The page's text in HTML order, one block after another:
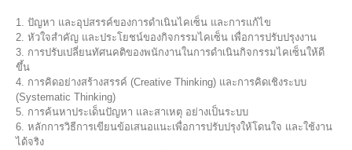
1. ปัญหา และอุปสรรค์ของการดำเนินไคเซ็น และการแก้ไข
2. หัวใจสำคัญ และประโยชน์ของกิจกรรมไคเซ็น เพื่อการปรับปรุงงาน
3. การปรับเปลี่ยนทัศนคติของพนักงานในการดำเนินกิจกรรมไคเซ็นให้ดี
ขึ้น
4. การคิดอย่างสร้างสรรค์ (Creative Thinking) และการคิดเชิงระบบ
(Systematic Thinking)
5. การค้นหาประเด็นปัญหา และสาเหตุ อย่างเป็นระบบ
6. หลักการวิธีการเขียนข้อเสนอแนะเพื่อการปรับปรุงให้โดนใจ และใช้งาน
ได้จริง